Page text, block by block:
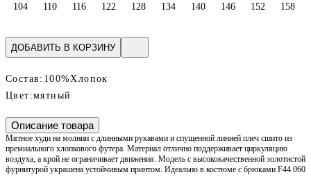
104
110 116 122 128 134 140 146 152 158
ДОБАВИТЬ В КОРЗИНУ
Состав: 100%Хлопок
Цвет:мятный
Описание товара
Мятное худи на молнии с длинными рукавами и спущенной линией плеч сшито из
премиального хлопкового футера. Материал отлично поддерживает циркуляцию
воздуха, а крой не ограничивает движения. Модель с высококачественной золотистой
фурнитурой украшена устойчивым принтом. Идеально в костюме с брюками F44.060